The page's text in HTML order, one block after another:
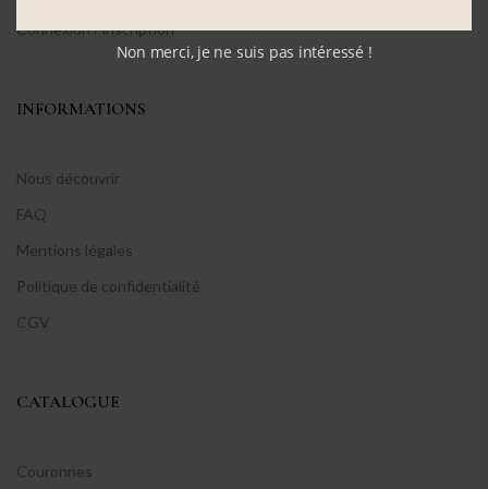
Connexion / inscription
INFORMATIONS
Nous découvrir
FAQ
Mentions légales
Politique de confidentialité
CGV
CATALOGUE
Couronnes
Non merci, je ne suis pas intéressé !